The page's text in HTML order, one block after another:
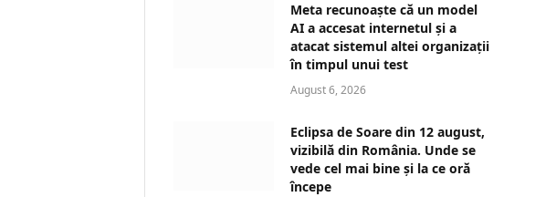
Meta recunoaște că un model
AI a accesat internetul și a
atacat sistemul altei organizații
în timpul unui test
August 6, 2026
Eclipsa de Soare din 12 august,
vizibilă din România. Unde se
vede cel mai bine și la ce oră
începe